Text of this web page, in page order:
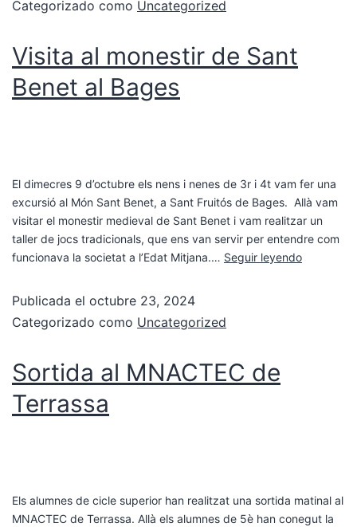
Categorizado como Uncategorized
Visita al monestir de Sant
Benet al Bages
El dimecres 9 d’octubre els nens i nenes de 3r i 4t vam fer una
excursió al Món Sant Benet, a Sant Fruitós de Bages. Allà vam
visitar el monestir medieval de Sant Benet i vam realitzar un
taller de jocs tradicionals, que ens van servir per entendre com
funcionava la societat a l’Edat Mitjana.… Seguir leyendo
Publicada el octubre 23, 2024
Categorizado como Uncategorized
Sortida al MNACTEC de
Terrassa
Els alumnes de cicle superior han realitzat una sortida matinal al
MNACTEC de Terrassa. Allà els alumnes de 5è han conegut la